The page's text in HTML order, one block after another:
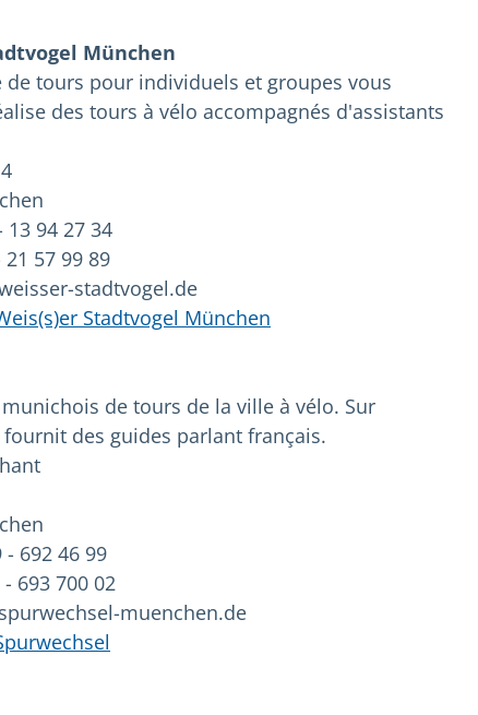
München
de tours pour individuels et groupes vous
des tours à vélo accompagnés d'assistants
13 94 27 34
21 57 99 89
stadtvogel.de
Stadtvogel München
de tours de la ville à vélo. Sur
des guides parlant français.
- 692 46 99
- 693 700 02
muenchen.de